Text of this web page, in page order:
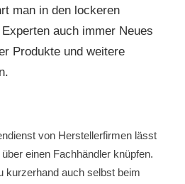
man in den lockeren
auch immer Neues
Produkte und weitere
von Herstellerfirmen lässt
einen Fachhändler knüpfen.
kurzerhand auch selbst beim